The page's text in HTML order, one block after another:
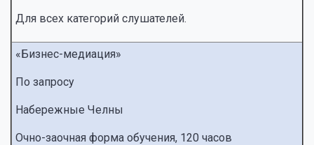
Для всех категорий слушателей.
«Бизнес-медиация»
По запросу
Набережные Челны
Очно-заочная форма обучения, 120 часов